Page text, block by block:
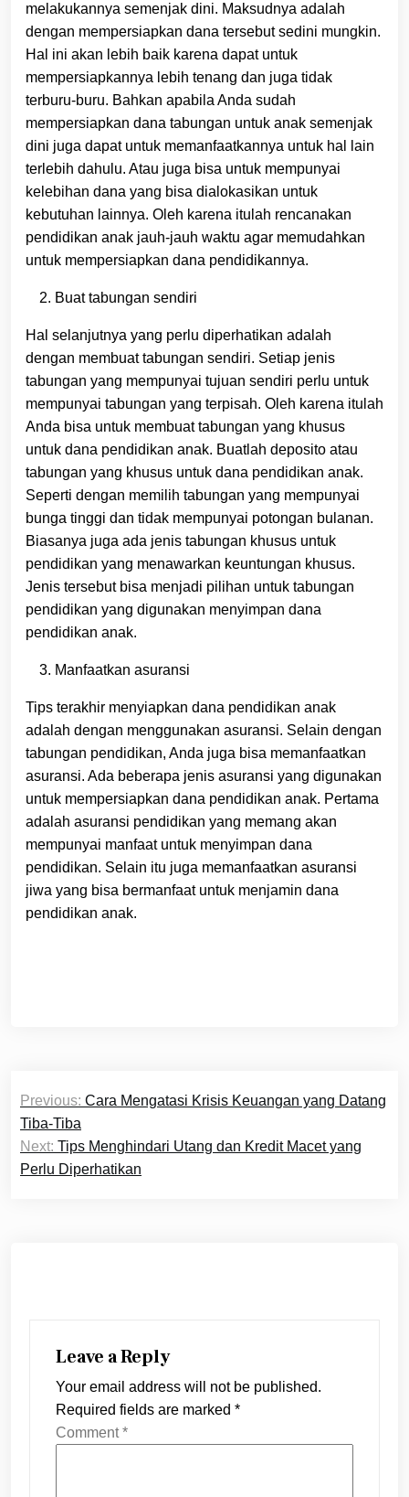
melakukannya semenjak dini. Maksudnya adalah
dengan mempersiapkan dana tersebut sedini mungkin.
Hal ini akan lebih baik karena dapat untuk
mempersiapkannya lebih tenang dan juga tidak
terburu-buru. Bahkan apabila Anda sudah
mempersiapkan dana tabungan untuk anak semenjak
dini juga dapat untuk memanfaatkannya untuk hal lain
terlebih dahulu. Atau juga bisa untuk mempunyai
kelebihan dana yang bisa dialokasikan untuk
kebutuhan lainnya. Oleh karena itulah rencanakan
pendidikan anak jauh-jauh waktu agar memudahkan
untuk mempersiapkan dana pendidikannya.
Buat tabungan sendiri
Hal selanjutnya yang perlu diperhatikan adalah
dengan membuat tabungan sendiri. Setiap jenis
tabungan yang mempunyai tujuan sendiri perlu untuk
mempunyai tabungan yang terpisah. Oleh karena itulah
Anda bisa untuk membuat tabungan yang khusus
untuk dana pendidikan anak. Buatlah deposito atau
tabungan yang khusus untuk dana pendidikan anak.
Seperti dengan memilih tabungan yang mempunyai
bunga tinggi dan tidak mempunyai potongan bulanan.
Biasanya juga ada jenis tabungan khusus untuk
pendidikan yang menawarkan keuntungan khusus.
Jenis tersebut bisa menjadi pilihan untuk tabungan
pendidikan yang digunakan menyimpan dana
pendidikan anak.
Manfaatkan asuransi
Tips terakhir menyiapkan dana pendidikan anak
adalah dengan menggunakan asuransi. Selain dengan
tabungan pendidikan, Anda juga bisa memanfaatkan
asuransi. Ada beberapa jenis asuransi yang digunakan
untuk mempersiapkan dana pendidikan anak. Pertama
adalah asuransi pendidikan yang memang akan
mempunyai manfaat untuk menyimpan dana
pendidikan. Selain itu juga memanfaatkan asuransi
jiwa yang bisa bermanfaat untuk menjamin dana
pendidikan anak.
Post
navigation
Previous: Cara Mengatasi Krisis Keuangan yang Datang
Tiba-Tiba
Next: Tips Menghindari Utang dan Kredit Macet yang
Perlu Diperhatikan
Leave a Reply
Your email address will not be published.
Required fields are marked *
Comment*